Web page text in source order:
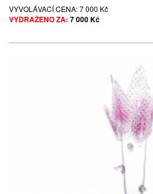
VYVOLÁVACÍ CENA:7 000 Kč
VYDRAŽENO ZA: 7 000 Kč